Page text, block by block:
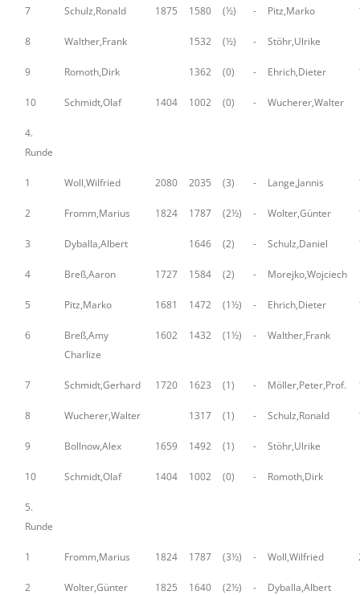
7 Schulz,Ronald 1875 1580 (½) - Pitz,Marko
8 Walther,Frank 1532 (½) - Stöhr,Ulrike
9 Romoth,Dirk 1362 (0) - Ehrich,Dieter
10 Schmidt,Olaf 1404 1002 (0) - Wucherer,Walter
4.
Runde
1 Woll,Wilfried 2080 2035 (3) - Lange,Jannis
2 Fromm,Marius 1824 1787 (2½) - Wolter,Günter
3 Dyballa,Albert 1646 (2) - Schulz,Daniel
4 Breß,Aaron 1727 1584 (2) - Morejko,Wojciech
5 Pitz,Marko 1681 1472 (1½) - Ehrich,Dieter
6
Breß,Amy
Charlize
1602 1432 (1½) - Walther,Frank
7 Schmidt,Gerhard 1720 1623 (1) - Möller,Peter,Prof.
8 Wucherer,Walter 1317 (1) - Schulz,Ronald
9 Bollnow,Alex 1659 1492 (1) - Stöhr,Ulrike
10 Schmidt,Olaf 1404 1002 (0) - Romoth,Dirk
5.
Runde
1 Fromm,Marius 1824 1787 (3½) - Woll,Wilfried
2 Wolter,Günter 1825 1640 (2½) - Dyballa,Albert